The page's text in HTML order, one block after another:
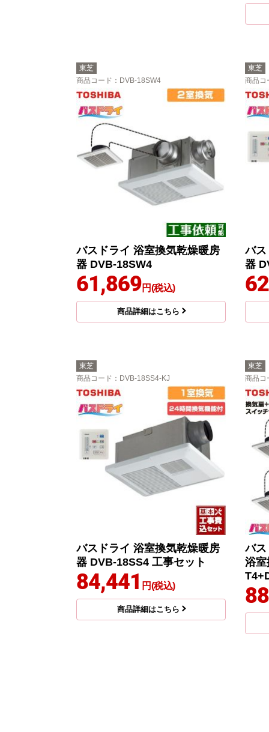
東芝
商品コード ：DVB-18SW4
バスドライ 浴室換気乾燥暖房
器 DVB-18SW4
61,869円(税込)
商品詳細はこちら
東芝
商品コ
バス
器
東芝
商品コード ：DVB-18SS4-KJ
バスドライ 浴室換気乾燥暖房
器 DVB-18SS4 工事セット
84,441 円(税込)
商品詳細はこちら
東芝
商品コ
バス
浴室